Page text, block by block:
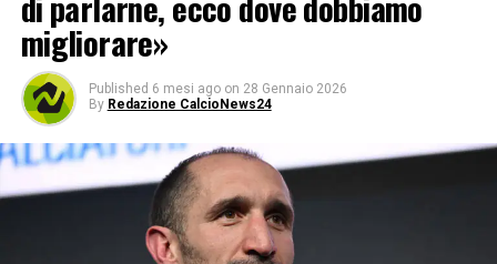
migliorare»
Published 6 mesi ago on 28 Gennaio 2026
By Redazione CalcioNews24